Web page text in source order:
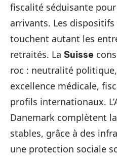
fiscalité séduisante
arrivants. Les
touchent autant les
retraités. La Suisse
roc : neutralité
excellence médicale,
profils internationaux.
Danemark complètent
stables, grâce à des
une protection sociale